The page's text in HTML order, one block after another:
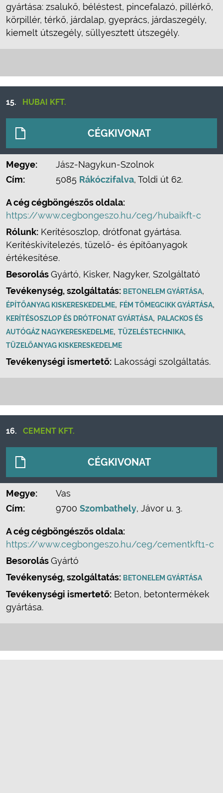
gyártása: zsalukő, béléstest, pincefalazó, pillérkő,
körpillér, térkő, járdalap, gyeprács, járdaszegély,
kiemelt útszegély, süllyesztett útszegély.
15. HUBAI KFT.
CÉGKIVONAT
Megye:
Jász-Nagykun-Szolnok
Cím:
5085 Rákóczifalva, Toldi út 62.
A cég cégböngészős oldala:
https://www.cegbongeszo.hu/ceg/hubaikft-c
Rólunk: Kerítésoszlop, drótfonat gyártása.
Kerítéskivitelezés, tüzelő- és építőanyagok
értékesítése.
BesorolásGyártó, Kisker, Nagyker, Szolgáltató
Tevékenység, szolgáltatás: BETONELEM GYÁRTÁSA,
ÉPÍTŐANYAG KISKERESKEDELME, FÉM TÖMEGCIKK GYÁRTÁSA,
KERÍTÉSOSZLOP ÉS DRÓTFONAT GYÁRTÁSA, PALACKOS ÉS
AUTÓGÁZ NAGYKERESKEDELME, TÜZELÉSTECHNIKA,
TÜZELŐANYAG KISKERESKEDELME
Tevékenységi ismertető: Lakossági szolgáltatás.
16. CEMENT KFT.
CÉGKIVONAT
Megye:
Vas
Cím:
9700 Szombathely, Jávor u. 3.
A cég cégböngészős oldala:
https://www.cegbongeszo.hu/ceg/cementkft1-c
BesorolásGyártó
Tevékenység, szolgáltatás: BETONELEM GYÁRTÁSA
Tevékenységi ismertető: Beton, betontermékek
gyártása.